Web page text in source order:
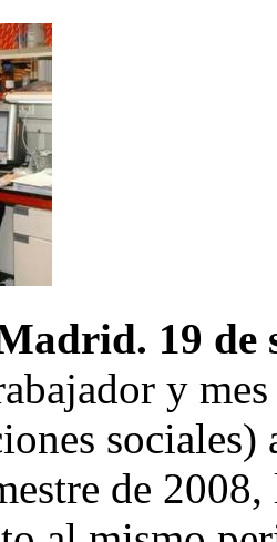
19 de
y
sociales)
de